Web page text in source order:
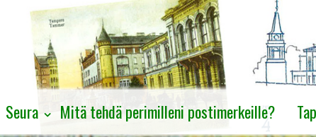
Seura Mitä tehdä perimilleni postimerkeille?